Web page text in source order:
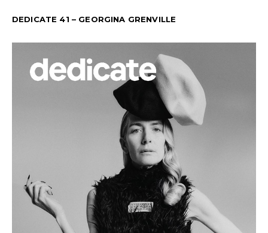
DEDICATE 41 – GEORGINA GRENVILLE